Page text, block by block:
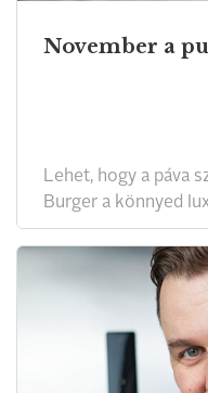
November a
Lehet, hogy a páva
Burger a könnyed